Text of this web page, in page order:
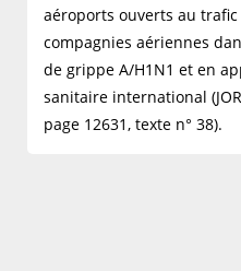
aéroports ouverts au
compagnies aériennes
de grippe A/H1N1 et en
sanitaire international
page 12631, texte n° 38).